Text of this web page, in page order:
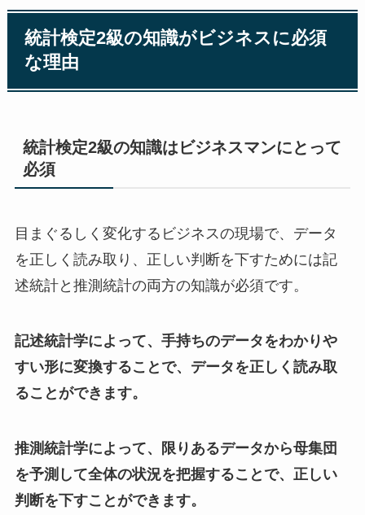
統計検定2級の知識がビジネスに必須
な理由
統計検定2級の知識はビジネスマンにとって
必須
目まぐるしく変化するビジネスの現場で、データ
を正しく読み取り、正しい判断を下すためには記
述統計と推測統計の両方の知識が必須です。
記述統計学によって、手持ちのデータをわかりや
すい形に変換することで、データを正しく読み取
ることができます。
推測統計学によって、限りあるデータから母集団
を予測して全体の状況を把握することで、正しい
判断を下すことができます。